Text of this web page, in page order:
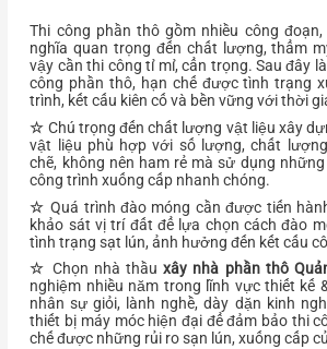
Thi công phần thô gồm nhiều công
nghĩa quan trọng đến chất lượng, thẩm
vậy cần thi công tỉ mỉ, cẩn trọng. Sau đây
công phần thô, hạn chế được tình trạng
trình, kết cấu kiên cố và bền vững với thời
☆ Chú trọng đến chất lượng vật liệu xây
vật liệu phù hợp với số lượng, chất
chẽ, không nên ham rẻ mà sử dụng
công trình xuống cấp nhanh chóng.
☆Quá trình đào móng cần được tiến
khảo sát vị trí đất để lựa chọn cách đào
tình trạng sạt lún, ảnh hưởng đến kết cấu
☆ Chọn nhà thầuxây nhà phần thô
nghiệm nhiều năm trong lĩnh vực thiết kế
nhân sự giỏi, lành nghề, dày dặn kinh
thiết bị máy móc hiện đại để đảm bảo thi
chế được những rủi ro sạn lún, xuống cấp